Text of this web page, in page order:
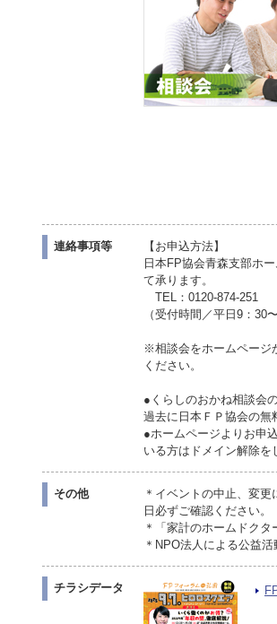
連絡事項等
【お申込方法】
日本FP協会青森支部ホ
て承ります。
TEL：0120-874-251
（受付時間／平日9：30
※相談会をホームページ
ください。
●くらしのおかね相談会
過去に日本ＦＰ協会の無
●ホームページよりお申
いる方はドメイン解除を
その他
＊イベントの中止、変
日必ずご確認ください。
＊「家計のホームドク
＊NPO法人による公益
チラシデータ